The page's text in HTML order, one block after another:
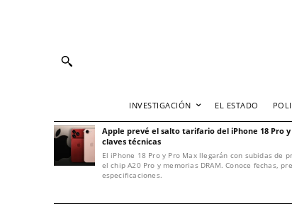
INVESTIGACIÓN EL ESTADO
Apple prevé el salto tarifario del iPhone 18 Pro y
claves técnicas
El iPhone 18 Pro y Pro Max llegarán con subidas de
el chip A20 Pro y memorias DRAM. Conoce fechas,
especificaciones.